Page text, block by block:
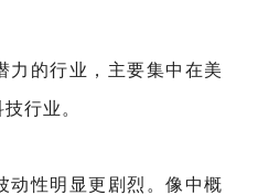
力的行业，主要集中在美
行业。
动性明显更剧烈。像中概